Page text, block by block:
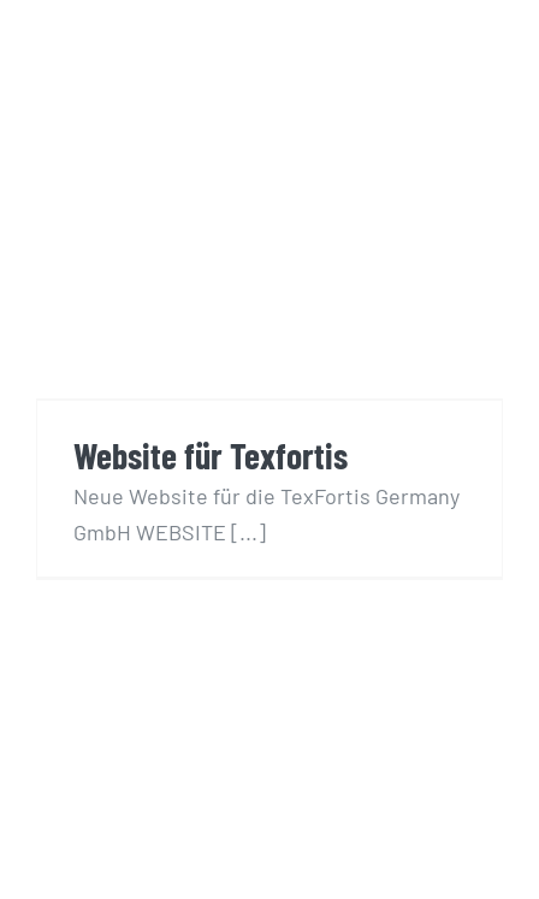
Website für Texfortis
Neue Website für die TexFortis Germany
GmbH WEBSITE [...]